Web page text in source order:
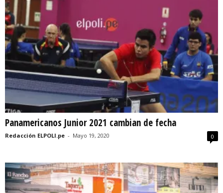
Panamericanos Junior 2021 cambian de fecha
Redacción ELPOLI.pe - Mayo 19, 2020 0